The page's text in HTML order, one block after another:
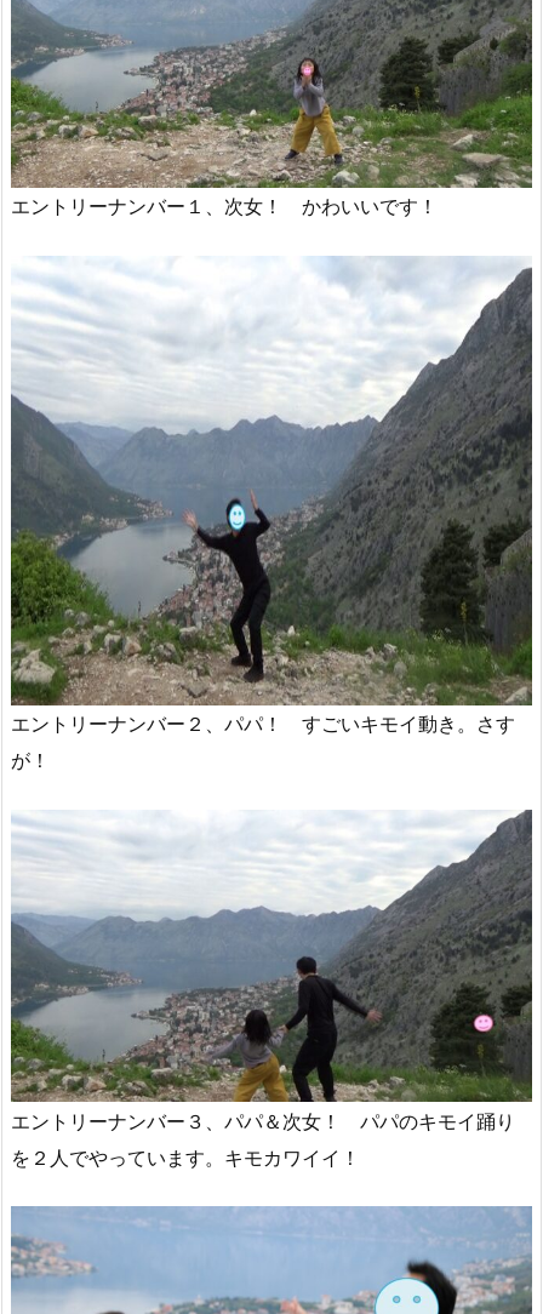
エントリーナンバー１、次女！ かわいいです！
エントリーナンバー２、パパ！ すごいキモイ動き。さす
が！
エントリーナンバー３、パパ＆次女！ パパのキモイ踊り
を２人でやっています。キモカワイイ！